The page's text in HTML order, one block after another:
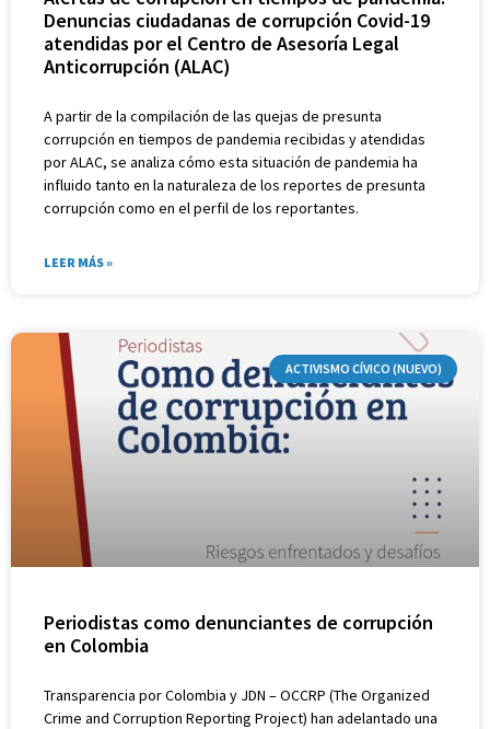
Denuncias ciudadanas de corrupción Covid-19
atendidas por el Centro de Asesoría Legal
Anticorrupción (ALAC)
A partir de la compilación de las quejas de presunta
corrupción en tiempos de pandemia recibidas y atendidas
por ALAC, se analiza cómo esta situación de pandemia ha
influido tanto en la naturaleza de los reportes de presunta
corrupción como en el perfil de los reportantes.
LEER MÁS »
ACTIVISMO CÍVICO (NUEVO)
Periodistas como denunciantes de corrupción
en Colombia
Transparencia por Colombia y JDN – OCCRP (The Organized
Crime and Corruption Reporting Project) han adelantado una